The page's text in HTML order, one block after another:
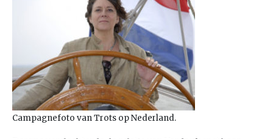
Campagnefoto van Trots op Nederland.